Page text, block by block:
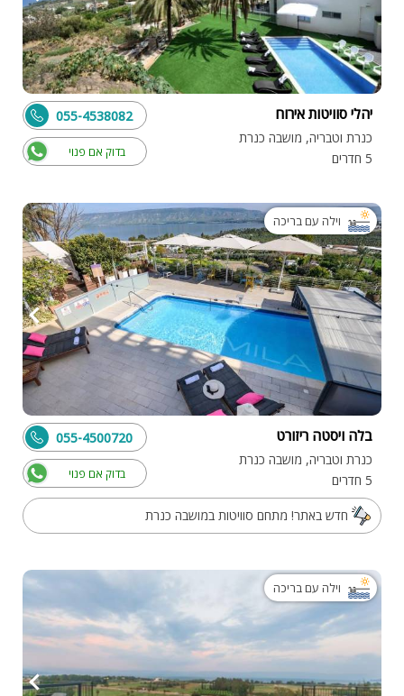
יהלי סוויטות אירוח
כנרת וטבריה, מושבה כנרת
5 חדרים
בדוק אם פנוי
055-4538082
וילה עם בריכה
בלה ויסטה ריזורט
כנרת וטבריה, מושבה כנרת
5 חדרים
בדוק אם פנוי
055-4500720
חדש באתר! מתחם סוויטות במושבה כנרת
וילה עם בריכה